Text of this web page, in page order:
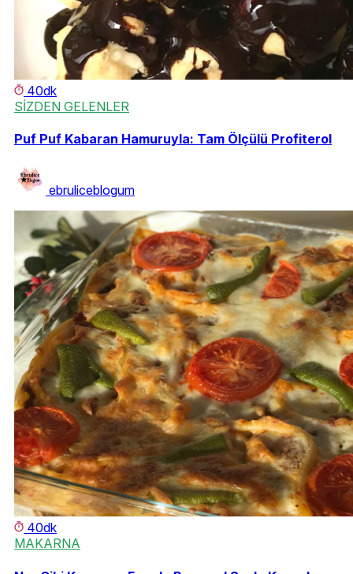
40dk
SİZDEN GELENLER
Puf Puf Kabaran Hamuruyla: Tam Ölçülü Profiterol
ebruliceblogum
40dk
MAKARNA